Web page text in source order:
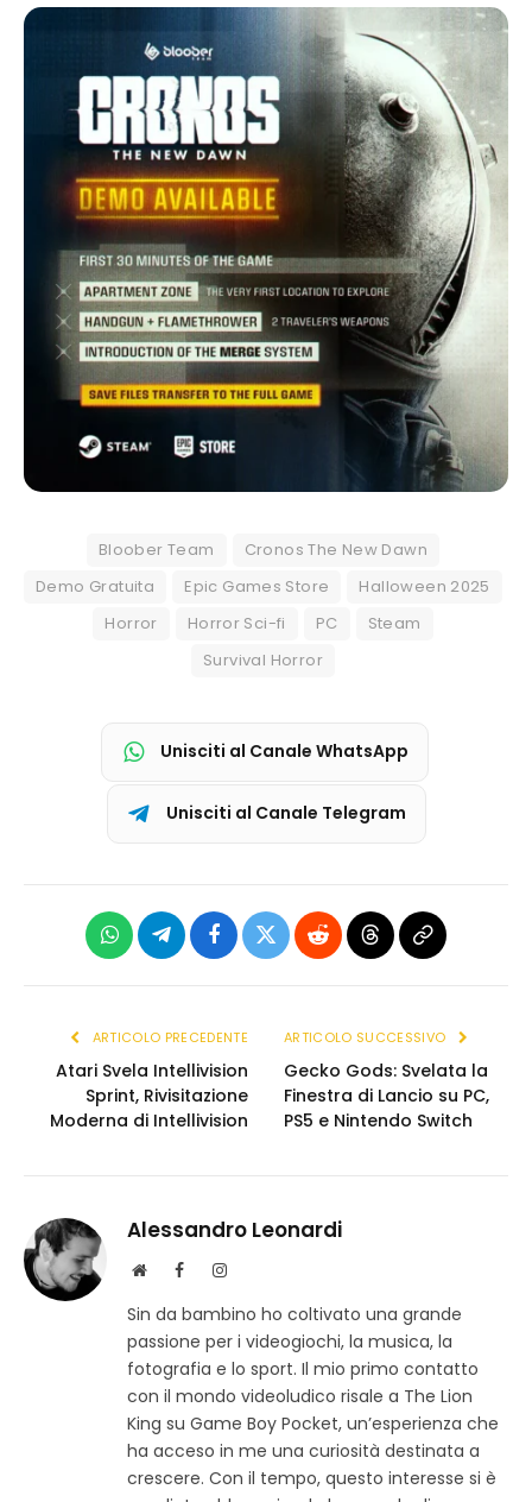
Bloober Team
Cronos The New Dawn
Demo Gratuita
Epic Games Store
Halloween 2025
Horror
Horror Sci-fi PC
Steam
Survival Horror
Unisciti al Canale WhatsApp
Unisciti al Canale Telegram
WhatsAppTelegramFacebook
X
RedditThreadsCopia
ARTICOLO PRECEDENTE
Atari Svela Intellivision
Sprint, Rivisitazione
Moderna di Intellivision
ARTICOLO SUCCESSIVO
Gecko Gods: Svelata la
Finestra di Lancio su PC,
PS5 e Nintendo Switch
Alessandro Leonardi
S
t
o
w
F
c
e
b
k
I
s
t
a
a
m
Sin da bambino ho coltivato una grande
passione per i videogiochi, la musica, la
fotografia e lo sport. Il mio primo contatto
con il mondo videoludico risale a The Lion
King su Game Boy Pocket, un’esperienza che
ha acceso in me una curiosità destinata a
crescere. Con il tempo, questo interesse si è